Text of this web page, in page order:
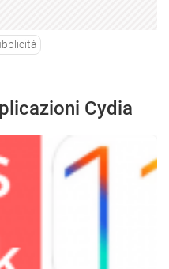
Cydia